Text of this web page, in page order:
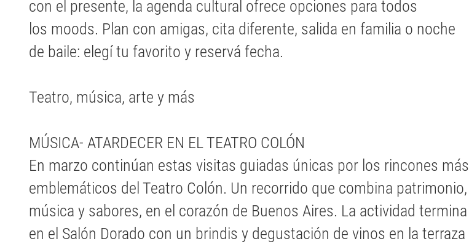
con el presente, la agenda cultural ofrece opciones para todos
los moods. Plan con amigas, cita diferente, salida en familia o noche
de baile: elegí tu favorito y reservá fecha.
Teatro, música, arte y más
MÚSICA- ATARDECER EN EL TEATRO COLÓN
En marzo continúan estas visitas guiadas únicas por los rincones más
emblemáticos del Teatro Colón. Un recorrido que combina patrimonio,
música y sabores, en el corazón de Buenos Aires. La actividad termina
en el Salón Dorado con un brindis y degustación de vinos en la terraza